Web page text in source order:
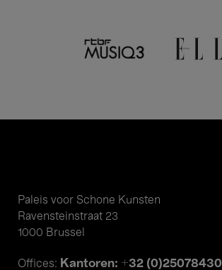
Paleis voor Schone Kunsten
Ravensteinstraat 23
1000 Brussel
Offices: Kantoren: +32 (0)25078430